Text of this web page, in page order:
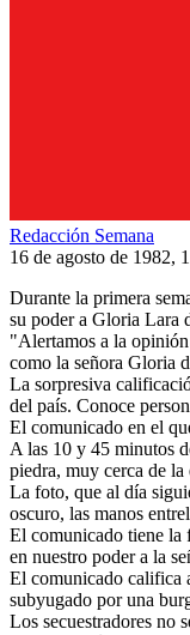
Redacción Semana
16 de agosto de 1982,
Durante la primera
su poder a Gloria Lara
"Alertamos a la opinión
como la señora Gloria
La sorpresiva
del país. Conoce
El comunicado en el
A las 10 y 45 minutos
piedra, muy cerca de
La foto, que al día
oscuro, las manos
El comunicado tiene la
en nuestro poder a la
El comunicado califica
subyugado por una
Los secuestradores no